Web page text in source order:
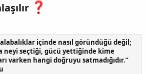
içinde nasıl göründüğü değil;
neyi seçtiği, gücü yettiğinde kime
varken hangi doğruyu satmadığıdır.”